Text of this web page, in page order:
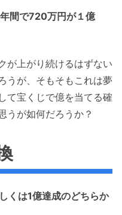
間で720万円が１億
が上がり続けるはずない
うが、そもそもこれは夢
て宝くじで億を当てる確
うが如何だろうか？
くは1億達成のどちらか